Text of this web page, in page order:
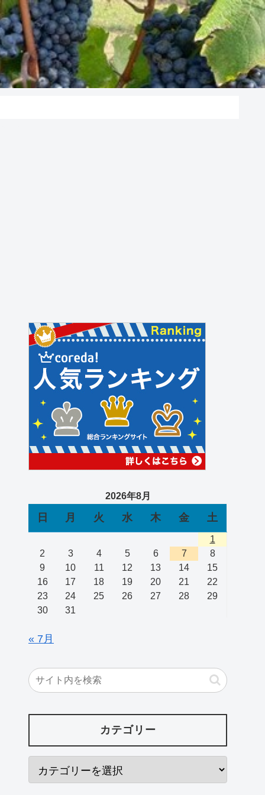
2026年8月
日 月 火 水 木 金 土
1
2
3 4 5 6 7
8
9
10 11 12 13 14
15
16
17 18 19 20 21
22
23
24 25 26 27 28
29
30
31
« 7月
カテゴリー